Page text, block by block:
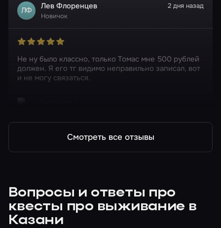
ЛФ Лев Флоренцев
Новичок
2 дня назад
Не ну было классно, только Томас мне 500 рублей
должен. Я его тг видимо неправильно записал, вот
и не могу связаться.
Смотреть все отзывы
Вопросы и ответы про
квесты про выживание в
Казани